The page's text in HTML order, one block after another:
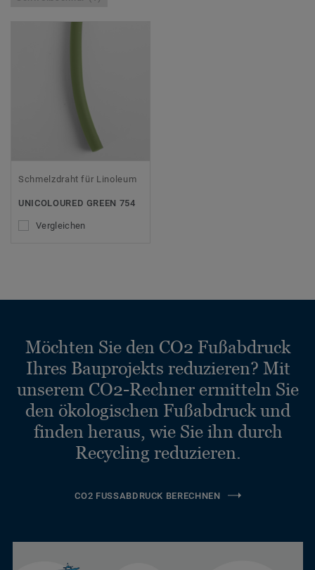
Schmelzdraht für Linoleum
UNICOLOURED GREEN 754
Vergleichen
Möchten Sie den CO2 Fußabdruck
Ihres Bauprojekts reduzieren? Mit
unserem CO2-Rechner ermitteln Sie
den ökologischen Fußabdruck und
finden heraus, wie Sie ihn durch
Recycling reduzieren.
CO2 FUSSABDRUCK BERECHNEN